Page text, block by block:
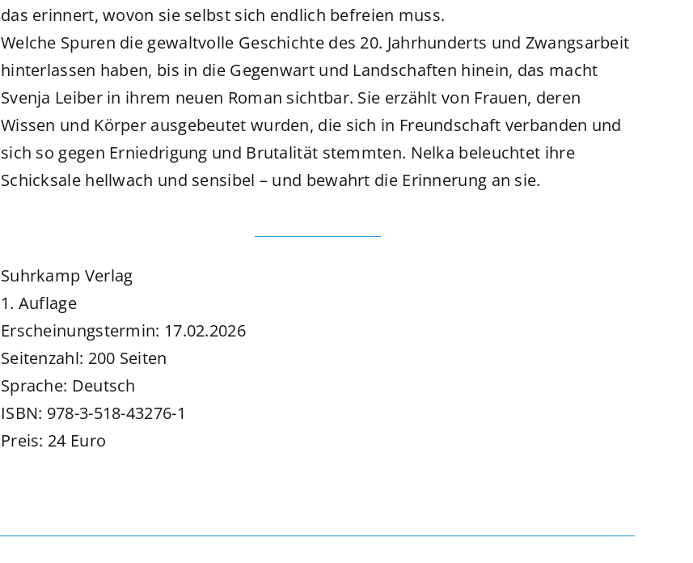
das erinnert, wovon sie selbst sich endlich befreien muss.
Welche Spuren die gewaltvolle Geschichte des 20. Jahrhunderts und Zwangsarbeit
hinterlassen haben, bis in die Gegenwart und Landschaften hinein, das macht
Svenja Leiber in ihrem neuen Roman sichtbar. Sie erzählt von Frauen, deren
Wissen und Körper ausgebeutet wurden, die sich in Freundschaft verbanden und
sich so gegen Erniedrigung und Brutalität stemmten. Nelka beleuchtet ihre
Schicksale hellwach und sensibel – und bewahrt die Erinnerung an sie.
Suhrkamp Verlag
1. Auflage
Erscheinungstermin: 17.02.2026
Seitenzahl: 200 Seiten
Sprache: Deutsch
ISBN: 978-3-518-43276-1
Preis: 24 Euro